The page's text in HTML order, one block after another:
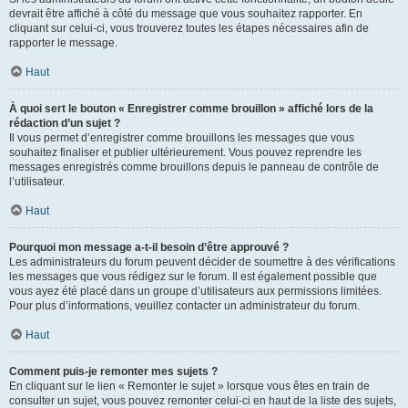
devrait être affiché à côté du message que vous souhaitez rapporter. En
cliquant sur celui-ci, vous trouverez toutes les étapes nécessaires afin de
rapporter le message.
Haut
À quoi sert le bouton « Enregistrer comme brouillon » affiché lors de la
rédaction d’un sujet ?
Il vous permet d’enregistrer comme brouillons les messages que vous
souhaitez finaliser et publier ultérieurement. Vous pouvez reprendre les
messages enregistrés comme brouillons depuis le panneau de contrôle de
l’utilisateur.
Haut
Pourquoi mon message a-t-il besoin d’être approuvé ?
Les administrateurs du forum peuvent décider de soumettre à des vérifications
les messages que vous rédigez sur le forum. Il est également possible que
vous ayez été placé dans un groupe d’utilisateurs aux permissions limitées.
Pour plus d’informations, veuillez contacter un administrateur du forum.
Haut
Comment puis-je remonter mes sujets ?
En cliquant sur le lien « Remonter le sujet » lorsque vous êtes en train de
consulter un sujet, vous pouvez remonter celui-ci en haut de la liste des sujets,